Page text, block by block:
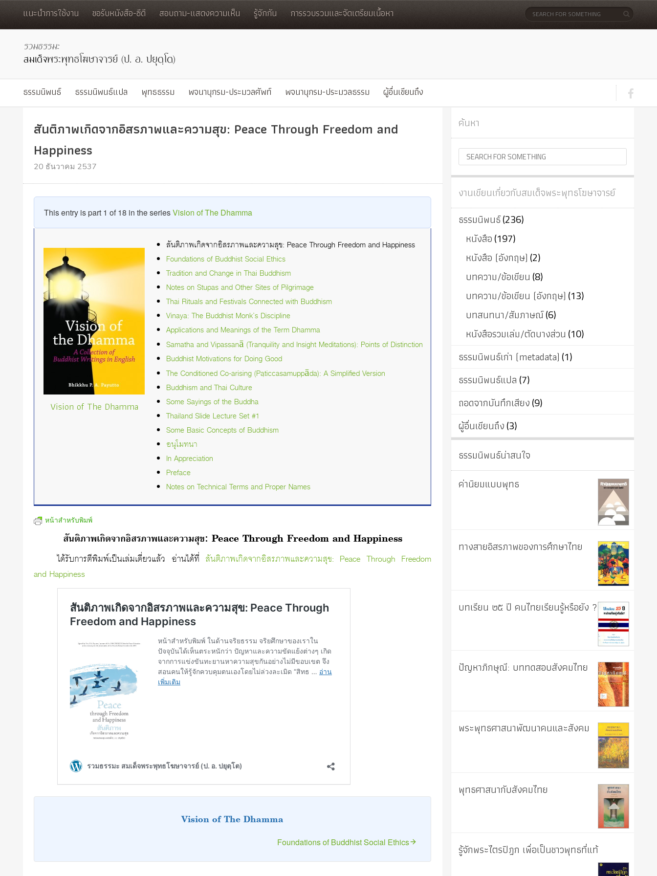
แนะนำการใช้งาน ขอรับหนังสือ-ซีดี สอบถาม-แสดงความเห็น รู้จักกัน การรวบรวมและจัดเตรียมเนื้อหา
ธรรมนิพนธ์ ธรรมนิพนธ์แปล พุทธธรรม พจนานุกรม-ประมวลศัพท์ พจนานุกรม-ประมวลธรรม ผู้อื่นเขียนถึง
สันติภาพเกิดจากอิสรภาพและความสุข: Peace Through Freedom and
Happiness
20 ธันวาคม 2537
This entry is part 1 of 18 in the seriesVision of The Dhamma
Vision of The Dhamma
สันติภาพเกิดจากอิสรภาพและความสุข: Peace Through Freedom and Happiness
Foundations of Buddhist Social Ethics
Tradition and Change in Thai Buddhism
Notes on Stupas and Other Sites of Pilgrimage
Thai Rituals and Festivals Connected with Buddhism
Vinaya: The Buddhist Monk’s Discipline
Applications and Meanings of the Term Dhamma
Samatha and Vipassanā (Tranquility and Insight Meditations): Points of Distinction
Buddhist Motivations for Doing Good
The Conditioned Co-arising (Paṭiccasamuppāda): A Simplified Version
Buddhism and Thai Culture
Some Sayings of the Buddha
Thailand Slide Lecture Set #1
Some Basic Concepts of Buddhism
อนุโมทนา
In Appreciation
Preface
Notes on Technical Terms and Proper Names
หน้าสำหรับพิมพ์
สันติภาพเกิดจากอิสรภาพและความสุข: Peace Through Freedom and Happiness
ได้รับการตีพิมพ์เป็นเล่มเดี่ยวแล้ว อ่านได้ที่ สันติภาพเกิดจากอิสรภาพและความสุข: Peace Through Freedom
and Happiness
Vision of The Dhamma
Foundations of Buddhist Social Ethics
ค้นหา
งานเขียนเกี่ยวกับสมเด็จพระพุทธโฆษาจารย์
ธรรมนิพนธ์(236)
หนังสือ(197)
หนังสือ (อังกฤษ) (2)
บทความ/ข้อเขียน (8)
บทความ/ข้อเขียน (อังกฤษ) (13)
บทสนทนา/สัมภาษณ์(6)
หนังสือรวมเล่ม/ตัดบางส่วน (10)
ธรรมนิพนธ์เก่า (metadata) (1)
ธรรมนิพนธ์แปล (7)
ถอดจากบันทึกเสียง(9)
ผู้อื่นเขียนถึง(3)
ธรรมนิพนธ์น่าสนใจ
ค่านิยมแบบพุทธ
ทางสายอิสรภาพของการศึกษาไทย
บทเรียน ๒๕ ปี คนไทยเรียนรู้หรือยัง ?
ปัญหาภิกษุณี: บททดสอบสังคมไทย
พระพุทธศาสนาพัฒนาคนและสังคม
พุทธศาสนากับสังคมไทย
รู้จักพระไตรปิฎก เพื่อเป็นชาวพุทธที่แท้